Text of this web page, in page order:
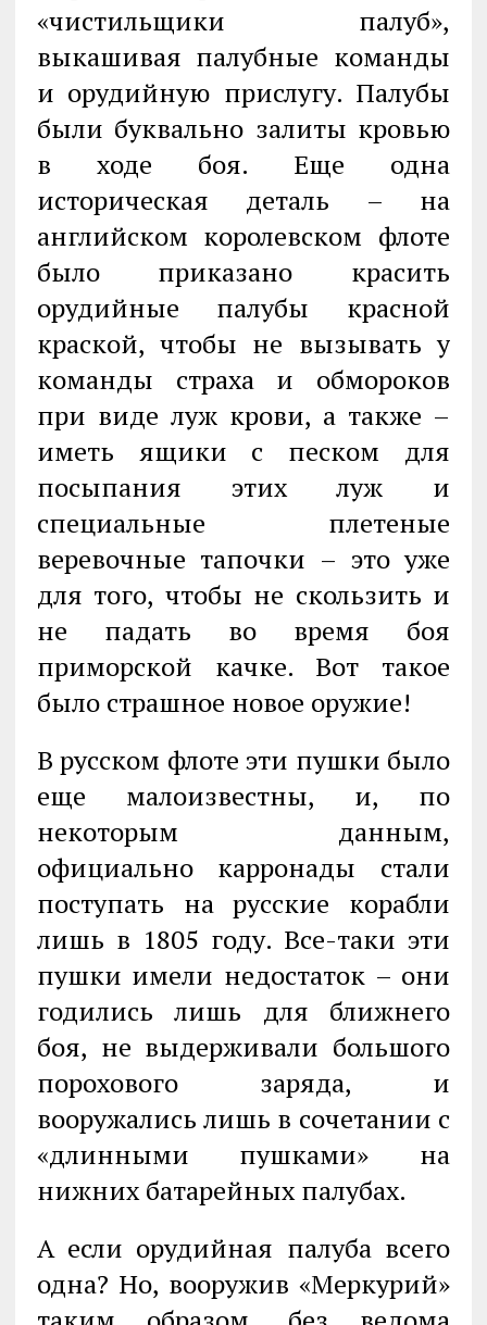
«чистильщики палуб»,
выкашивая палубные команды
и орудийную прислугу. Палубы
были буквально залиты кровью
в ходе боя. Еще одна
историческая деталь – на
английском королевском флоте
было приказано красить
орудийные палубы красной
краской, чтобы не вызывать у
команды страха и обмороков
при виде луж крови, а также –
иметь ящики с песком для
посыпания этих луж и
специальные плетеные
веревочные тапочки – это уже
для того, чтобы не скользить и
не падать во время боя
приморской качке. Вот такое
было страшное новое оружие!
В русском флоте эти пушки было
еще малоизвестны, и, по
некоторым данным,
официально карронады стали
поступать на русские корабли
лишь в 1805 году. Все-таки эти
пушки имели недостаток – они
годились лишь для ближнего
боя, не выдерживали большого
порохового заряда, и
вооружались лишь в сочетании с
«длинными пушками» на
нижних батарейных палубах.
А если орудийная палуба всего
одна? Но, вооружив «Меркурий»